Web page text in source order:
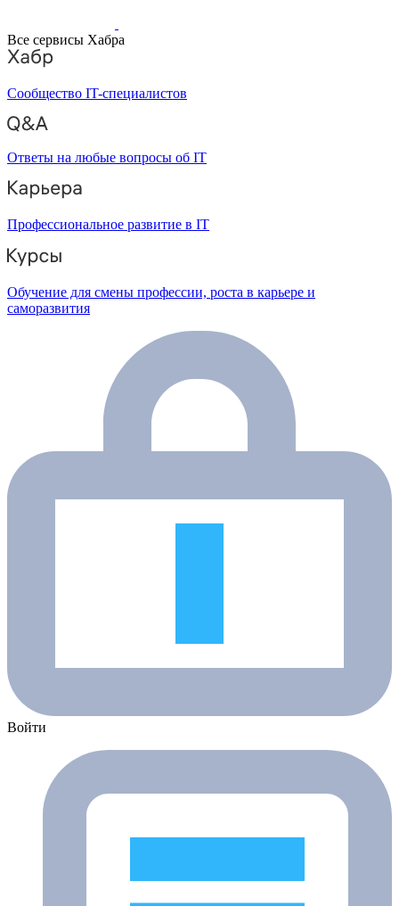
Все сервисы Хабра
Сообщество IT-специалистов
Ответы на любые вопросы об IT
Профессиональное развитие в IT
Обучение для смены профессии, роста в карьере и
саморазвития
Войти